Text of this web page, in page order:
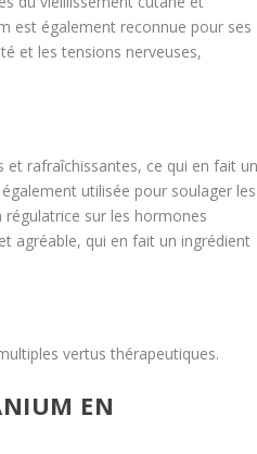
est également reconnue pour ses
et les tensions nerveuses,
et rafraîchissantes, ce qui en fait
utilisée pour soulager les
sur les hormones
agréable, qui en fait un ingrédient
vertus thérapeutiques.
EN